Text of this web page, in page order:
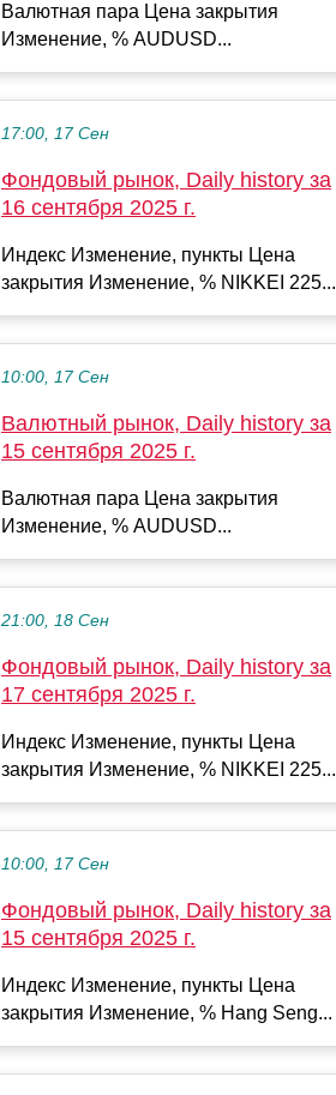
Валютная пара Цена закрытия
Изменение, % AUDUSD...
17:00, 17 Сен
Фондовый рынок, Daily history за
16 сентября 2025 г.
Индекс Изменение, пункты Цена
закрытия Изменение, % NIKKEI 225...
10:00, 17 Сен
Валютный рынок, Daily history за
15 сентября 2025 г.
Валютная пара Цена закрытия
Изменение, % AUDUSD...
21:00, 18 Сен
Фондовый рынок, Daily history за
17 сентября 2025 г.
Индекс Изменение, пункты Цена
закрытия Изменение, % NIKKEI 225...
10:00, 17 Сен
Фондовый рынок, Daily history за
15 сентября 2025 г.
Индекс Изменение, пункты Цена
закрытия Изменение, % Hang Seng...